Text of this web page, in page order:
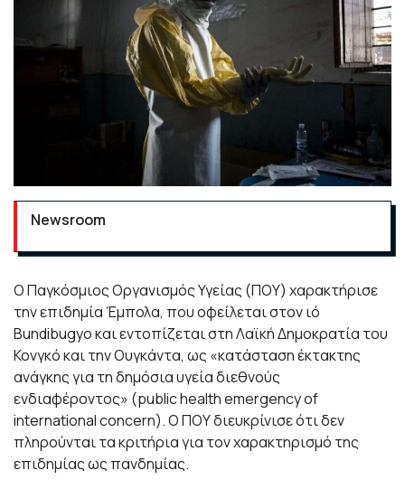
Newsroom
Ο Παγκόσμιος Οργανισμός Υγείας (ΠΟΥ) χαρακτήρισε
την επιδημία Έμπολα, που οφείλεται στον ιό
Bundibugyo και εντοπίζεται στη Λαϊκή Δημοκρατία του
Κονγκό και την Ουγκάντα, ως «κατάσταση έκτακτης
ανάγκης για τη δημόσια υγεία διεθνούς
ενδιαφέροντος» (public health emergency of
international concern). Ο ΠΟΥ διευκρίνισε ότι δεν
πληρούνται τα κριτήρια για τον χαρακτηρισμό της
επιδημίας ως πανδημίας.